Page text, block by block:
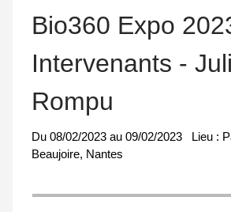
Bio360 Expo
Intervenants -
Rompu
Du 08/02/2023 au 09/02/2023 Lieu :
Beaujoire, Nantes